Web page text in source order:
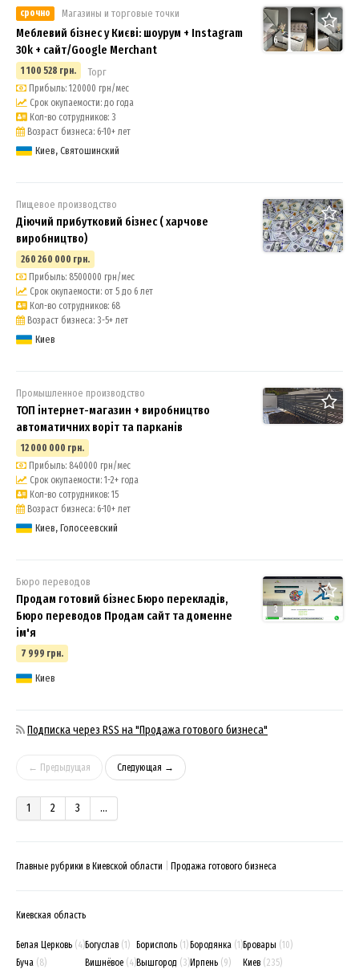
6
срочно Магазины и торговые точки
Меблевий бізнес у Києві: шоурум + Instagram
30k + сайт/Google Merchant
1 100 528 грн. Торг
Прибыль: 120000 грн/мес
Срок окупаемости: до года
Кол-во сотрудников: 3
Возраст бизнеса: 6-10+ лет
Киев, Святошинский
Пищевое производство
Діючий прибутковий бізнес ( харчове
виробництво)
260 260 000 грн.
Прибыль: 8500000 грн/мес
Срок окупаемости: от 5 до 6 лет
Кол-во сотрудников: 68
Возраст бизнеса: 3-5+ лет
Киев
Промышленное производство
ТОП інтернет-магазин + виробництво
автоматичних воріт та парканів
12 000 000 грн.
Прибыль: 840000 грн/мес
Срок окупаемости: 1-2+ года
Кол-во сотрудников: 15
Возраст бизнеса: 6-10+ лет
Киев, Голосеевский
3
Бюро переводов
Продам готовий бізнес Бюро перекладів,
Бюро переводов Продам сайт та доменне
ім'я
7 999 грн.
Киев
Подписка через RSS на "Продажа готового бизнеса"
← Предыдущая Следующая →
1 2 3 ...
Главные рубрики в Киевской области Продажа готового бизнеса
Киевская область
Белая Церковь (4)
Буча (8)
Богуслав (1)
Вишнёвое (4)
Борисполь (1)
Вышгород (3)
Бородянка (1)
Ирпень (9)
Бровары (10)
Киев (235)